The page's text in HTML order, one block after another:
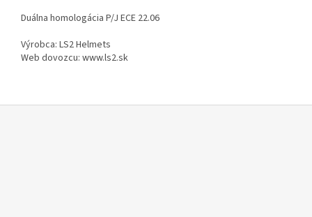
Duálna homologácia P/J ECE 22.06
Výrobca: LS2 Helmets
Web dovozcu: www.ls2.sk